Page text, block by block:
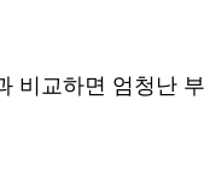
비교하면 엄청난 부